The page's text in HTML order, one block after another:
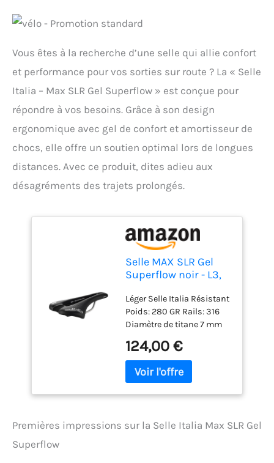
Vous êtes à la recherche d’une selle qui allie confort
et performance pour vos sorties sur route ? La « Selle
Italia – Max SLR Gel Superflow » est conçue pour
répondre à vos besoins. Grâce à son design
ergonomique avec gel de confort et amortisseur de
chocs, elle offre un soutien optimal lors de longues
distances. Avec ce produit, dites adieu aux
désagréments des trajets prolongés.
Selle MAX SLR Gel
Superflow noir - L3,
Léger Selle Italia Résistant
Poids: 280 GR Rails: 316
Diamètre de titane 7 mm
travers un élastomère
entre le revêtement et les
rails
124,00 €
Premières impressions sur la Selle Italia Max SLR Gel
Superflow